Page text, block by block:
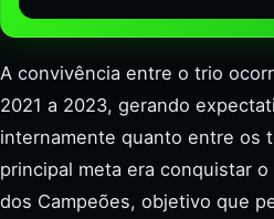
A convivência entre o trio
2021 a 2023, gerando
internamente quanto entre os
principal meta era conquistar
dos Campeões, objetivo que